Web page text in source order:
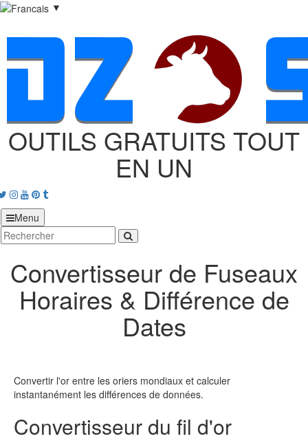
▼
OUTILS GRATUITS TOUT
EN UN
Twitter
Instagram
Youtube
Pinterest
tumblr
Menu
Convertisseur de Fuseaux
Horaires & Différence de
Dates
Convertir l'or entre les oriers mondiaux et calculer
instantanément les différences de données.
Convertisseur du fil d'or